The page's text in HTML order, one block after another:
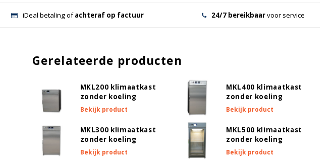
iDeal betaling ofachteraf op factuur 24/7 bereikbaarvoor service
Gerelateerde producten
MKL200 klimaatkast
zonder koeling
Bekijk product
MKL400 klimaatkast
zonder koeling
Bekijk product
MKL300 klimaatkast
zonder koeling
Bekijk product
MKL500 klimaatkast
zonder koeling
Bekijk product